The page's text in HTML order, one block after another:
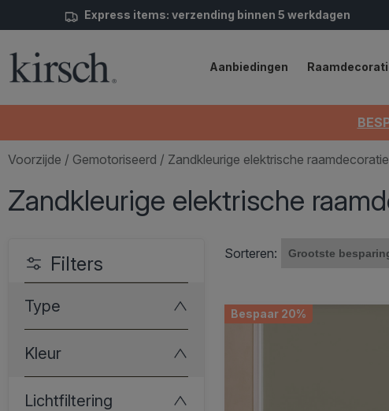
Express items: verzending binnen 5 werkdagen
Aanbiedingen
Voorzijde / Gemotoriseerd / Zandkleurige elektrische raamdecoratie
Zandkleurige elektrische
Filters
Type
Kleur
Lichtfiltering
Sorteren:
Bespaar 20%